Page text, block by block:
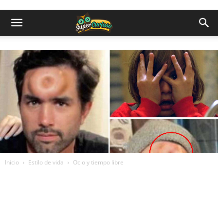
Inicio Estilo de vida Ocio y tiempo libre